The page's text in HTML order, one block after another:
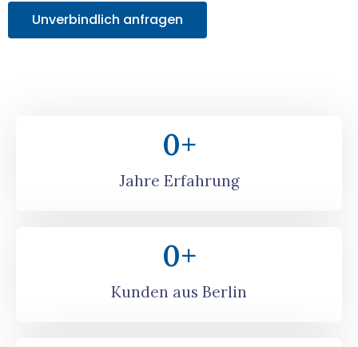
Unverbindlich anfragen
Jahre Erfahrung
0+
Kunden aus Berlin
0+